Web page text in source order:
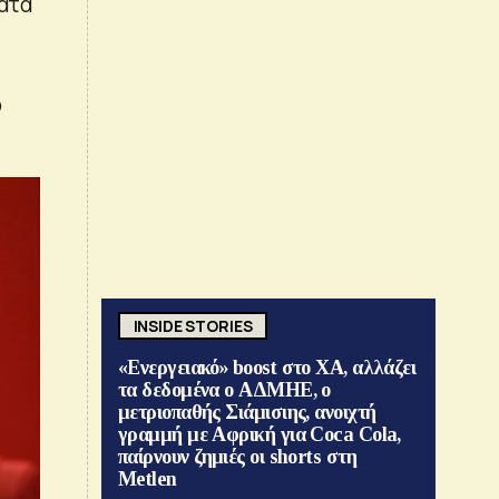
INSIDE STORIES
«Ενεργειακό» boost στο ΧΑ, αλλάζει
τα δεδομένα ο ΑΔΜΗΕ, ο
μετριοπαθής Σιάμισιης, ανοιχτή
γραμμή με Αφρική για Coca Cola,
παίρνουν ζημιές οι shorts στη
Metlen